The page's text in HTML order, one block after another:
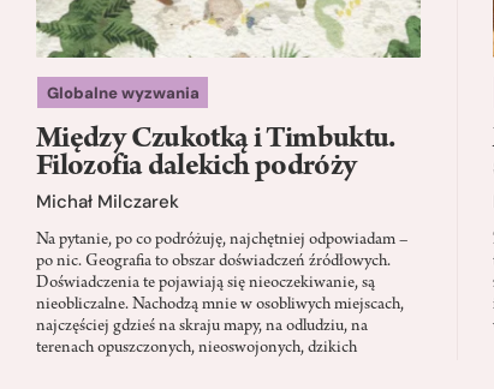
Globalne wyzwania
Między Czukotką i Timbuktu.
Filozofia dalekich podróży
Michał Milczarek
Na pytanie, po co podróżuję, najchętniej odpowiadam –
po nic. Geografia to obszar doświadczeń źródłowych.
Doświadczenia te pojawiają się nieoczekiwanie, są
nieobliczalne. Nachodzą mnie w osobliwych miejscach,
najczęściej gdzieś na skraju mapy, na odludziu, na
terenach opuszczonych, nieoswojonych, dzikich